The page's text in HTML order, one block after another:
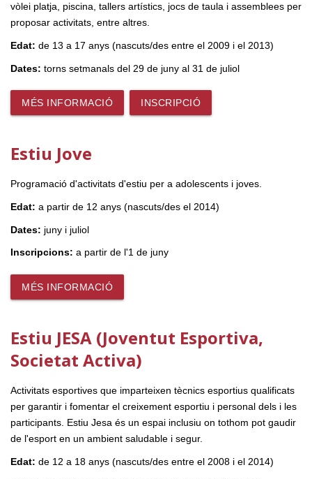
vòlei platja, piscina, tallers artístics, jocs de taula i assemblees per
proposar activitats, entre altres.
Edat: de 13 a 17 anys (nascuts/des entre el 2009 i el 2013)
Dates: torns setmanals del 29 de juny al 31 de juliol
MÉS INFORMACIÓ INSCRIPCIÓ
Estiu Jove
Programació d'activitats d'estiu per a adolescents i joves.
Edat: a partir de 12 anys (nascuts/des el 2014)
Dates: juny i juliol
Inscripcions: a partir de l'1 de juny
MÉS INFORMACIÓ
Estiu JESA (Joventut Esportiva,
Societat Activa)
Activitats esportives que imparteixen tècnics esportius qualificats
per garantir i fomentar el creixement esportiu i personal dels i les
participants. Estiu Jesa és un espai inclusiu on tothom pot gaudir
de l'esport en un ambient saludable i segur.
Edat: de 12 a 18 anys (nascuts/des entre el 2008 i el 2014)